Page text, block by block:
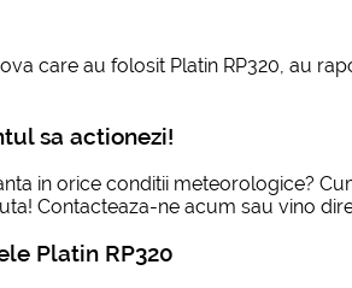
care au folosit Platin RP320, au
sa actionezi!
in orice conditii meteorologice?
Contacteaza-ne acum sau vino
Platin RP320